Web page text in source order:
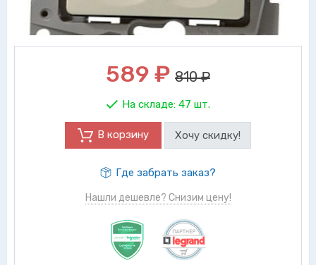
589 ₽ 810 ₽
На складе: 47 шт.
В корзину Хочу скидку!
Где забрать заказ?
Нашли дешевле? Снизим цену!